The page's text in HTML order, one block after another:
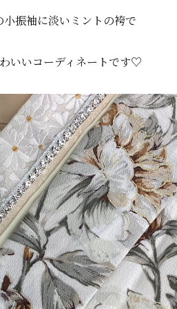
振袖に淡いミントの袴で
いいコーディネートです♡